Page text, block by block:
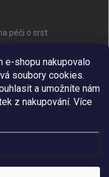
e-shopu nakupovalo
soubory cookies.
a umožníte nám
z nakupování. Více
péči o srst
ceny
práva vyhrazena.Upravit